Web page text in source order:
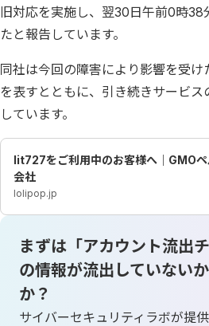
旧対応を実施し、翌30日午前0時
たと報告しています。
同社は今回の障害により影響を受
を表すとともに、引き続きサービス
しています。
lit727をご利用中のお客様へ｜GMO
会社
lolipop.jp
まずは「アカウント流出
の情報が流出していない
か？
サイバーセキュリティラボが提